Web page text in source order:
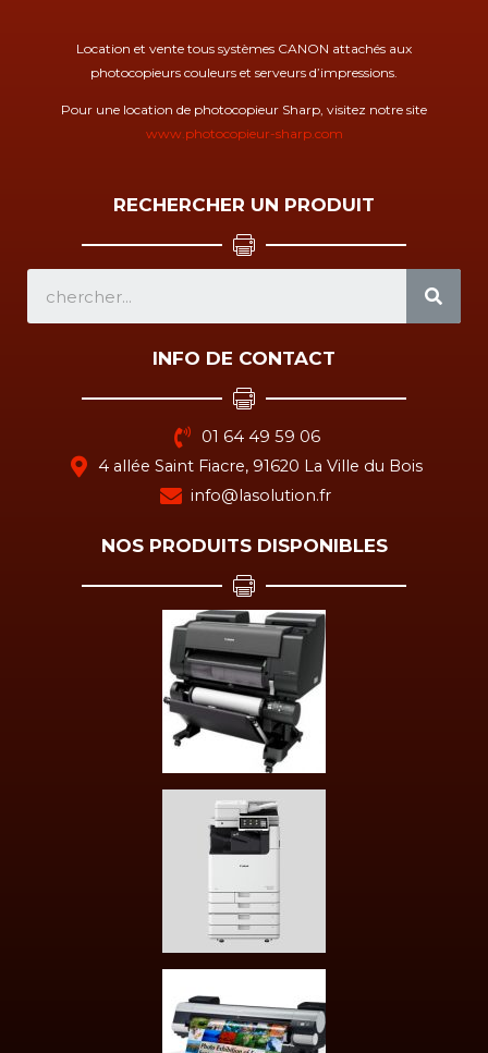
Location et vente tous systèmes CANON attachés aux
photocopieurs couleurs et serveurs d’impressions.
Pour une location de photocopieur Sharp, visitez notre site
www.photocopieur-sharp.com
RECHERCHER UN PRODUIT
INFO DE CONTACT
01 64 49 59 06
4 allée Saint Fiacre, 91620 La Ville du Bois
info@lasolution.fr
NOS PRODUITS DISPONIBLES